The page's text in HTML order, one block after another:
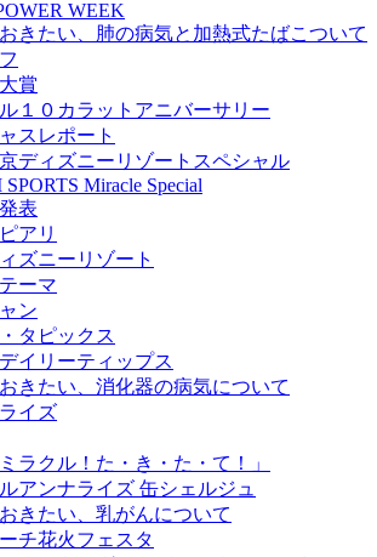
WEEK
きたい、肺の病気と加熱式たばこついて
賞
１０カラットアニバーサリー
スレポート
ディズニーリゾートスペシャル
Miracle Special
表
アリ
ズニーリゾート
ーマ
ン
タピックス
イリーティップス
きたい、消化器の病気について
イズ
ラクル！た・き・た・て！」
アンナライズ 缶シェルジュ
きたい、乳がんについて
チ花火フェスタ